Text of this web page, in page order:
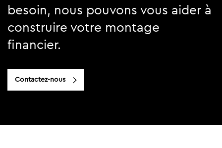
besoin, nous pouvons vous aider à
construire votre montage
financier.
Contactez-nous